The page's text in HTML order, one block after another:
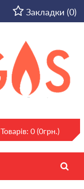
Закладки (0)
Товарів: 0 (0грн.)